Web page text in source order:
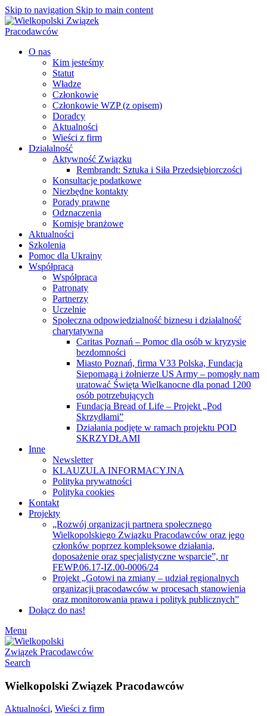
Skip to navigation Skip to main content
O nas
Kim jesteśmy
Statut
Władze
Członkowie
Członkowie WZP (z opisem)
Doradcy
Aktualności
Wieści z firm
Działalność
Aktywność Związku
Rembrandt: Sztuka i Siła Przedsiębiorczości
Konsultacje podatkowe
Niezbędne kontakty
Porady prawne
Odznaczenia
Komisje branżowe
Aktualności
Szkolenia
Pomoc dla Ukrainy
Współpraca
Współpraca
Patronaty
Partnerzy
Uczelnie
Społeczna odpowiedzialność biznesu i działalność
charytatywna
Caritas Poznań – Pomoc dla osób w kryzysie
bezdomności
Miasto Poznań, firma V33 Polska, Fundacja
Siepomaga i żołnierze US Army – pomogły nam
uratować Święta Wielkanocne dla ponad 1200
osób potrzebujących
Fundacja Bread of Life – Projekt „Pod
Skrzydłami”
Działania podjęte w ramach projektu POD
SKRZYDŁAMI
Inne
Newsletter
KLAUZULA INFORMACYJNA
Polityka prywatności
Polityka cookies
Kontakt
Projekty
„Rozwój organizacji partnera społecznego
Wielkopolskiego Związku Pracodawców oraz jego
członków poprzez kompleksowe działania,
doposażenie oraz specjalistyczne wsparcie”, nr
FEWP.06.17-IZ.00-0006/24
Projekt „Gotowi na zmiany – udział regionalnych
organizacji pracodawców w procesach stanowienia
oraz monitorowania prawa i polityk publicznych”
Dołącz do nas!
Menu
Search
Wielkopolski Związek Pracodawców
Aktualności, Wieści z firm